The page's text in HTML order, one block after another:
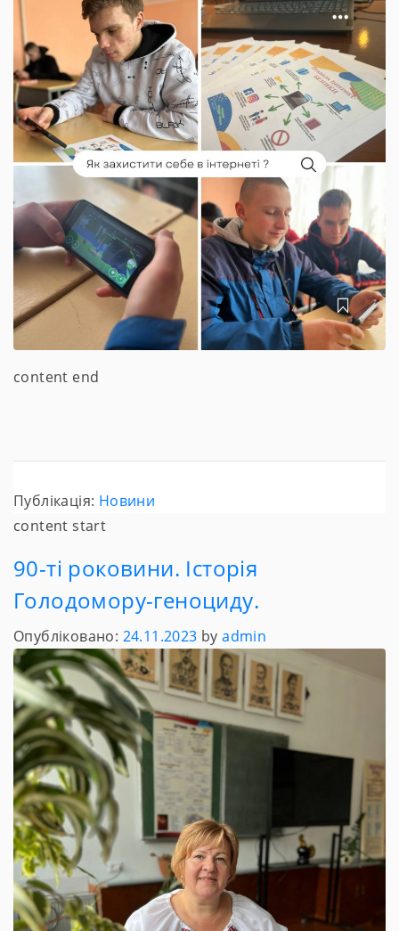
content end
Публікація: Новини
content start
90-ті роковини. Історія
Голодомору-геноциду.
Опубліковано: 24.11.2023 byadmin